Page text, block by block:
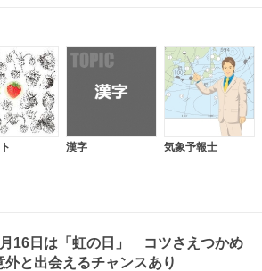
漢字 気象予報士
16日は「虹の日」 コツさえつかめ
と出会えるチャンスあり